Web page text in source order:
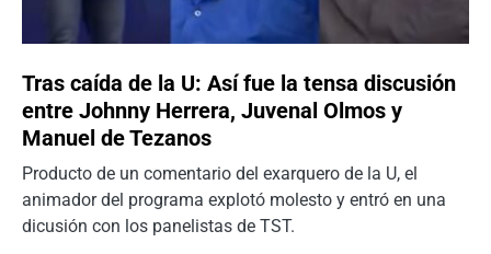
Tras caída de la U: Así fue la tensa discusión
entre Johnny Herrera, Juvenal Olmos y
Manuel de Tezanos
Producto de un comentario del exarquero de la U, el
animador del programa explotó molesto y entró en una
dicusión con los panelistas de TST.